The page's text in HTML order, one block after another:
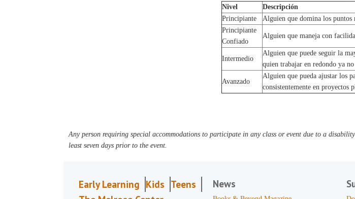
Nivel
Descripción
Principiante
Alguien que domina los puntos
Principiante
Confiado
Alguien que maneja con
Intermedio
Alguien que puede seguir la
quien trabajar en redondo ya
Avanzado
Alguien que pueda ajustar los
consistentemente en proyectos
Any person requiring special accommodations to participate in any class or event due to a
least seven days prior to the event.
Early Learning Kids Teens
News